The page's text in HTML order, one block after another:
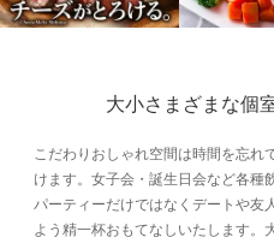
大小さまざまな個
こだわりおしゃれ空間は時間を忘れ
けます。女子会・誕生日会など各種
パーティーだけではなくデートや友
よう精一杯おもてなしいたします。